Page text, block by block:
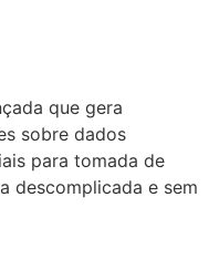
que gera
sobre dados
para tomada de
descomplicada e sem